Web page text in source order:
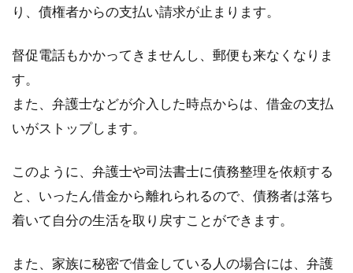
り、債権者からの支払い請求が止まります。
督促電話もかかってきませんし、郵便も来なくなりま
す。
また、弁護士などが介入した時点からは、借金の支払
いがストップします。
このように、弁護士や司法書士に債務整理を依頼する
と、いったん借金から離れられるので、債務者は落ち
着いて自分の生活を取り戻すことができます。
また、家族に秘密で借金している人の場合には、弁護